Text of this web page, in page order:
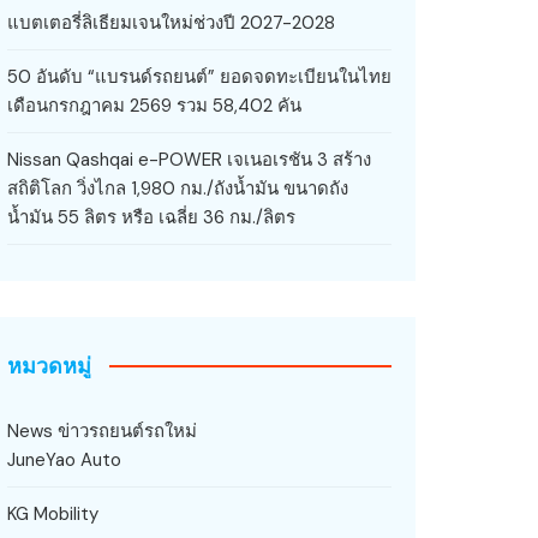
แบตเตอรี่ลิเธียมเจนใหม่ช่วงปี 2027-2028
50 อันดับ “แบรนด์รถยนต์” ยอดจดทะเบียนในไทย
เดือนกรกฎาคม 2569 รวม 58,402 คัน
Nissan Qashqai e-POWER เจเนอเรชัน 3 สร้าง
สถิติโลก วิ่งไกล 1,980 กม./ถังน้ำมัน ขนาดถัง
น้ำมัน 55 ลิตร หรือ เฉลี่ย 36 กม./ลิตร
หมวดหมู่
News ข่าวรถยนต์รถใหม่
JuneYao Auto
KG Mobility